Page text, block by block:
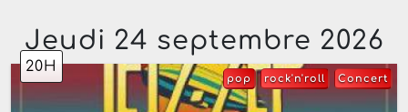
Jeudi 24 septembre 2026
20H
Concert
rock'n'roll
pop